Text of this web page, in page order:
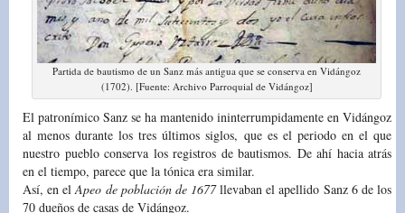
Partida de bautismo de un Sanz más antigua que se conserva en Vidángoz
(1702). [Fuente: Archivo Parroquial de Vidángoz]
El patronímico Sanz se ha mantenido ininterrumpidamente en Vidángoz
al menos durante los tres últimos siglos, que es el periodo en el que
nuestro pueblo conserva los registros de bautismos. De ahí hacia atrás
en el tiempo, parece que la tónica era similar.
Así, en elApeo de población de 1677llevaban el apellido Sanz 6 de los
70 dueños de casas de Vidángoz.